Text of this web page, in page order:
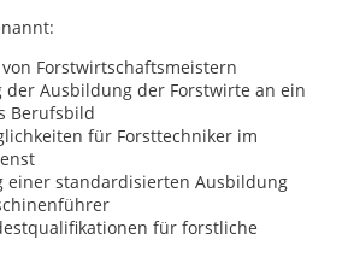
Forstwirtschaftsmeistern
der Ausbildung der Forstwirte an ein
Berufsbild
für Forsttechniker im
einer standardisierten Ausbildung
für forstliche